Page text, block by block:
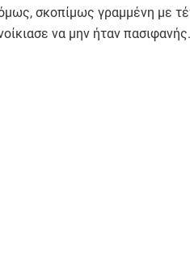
σκοπίμως γραμμένη με
να μην ήταν πασιφανής.